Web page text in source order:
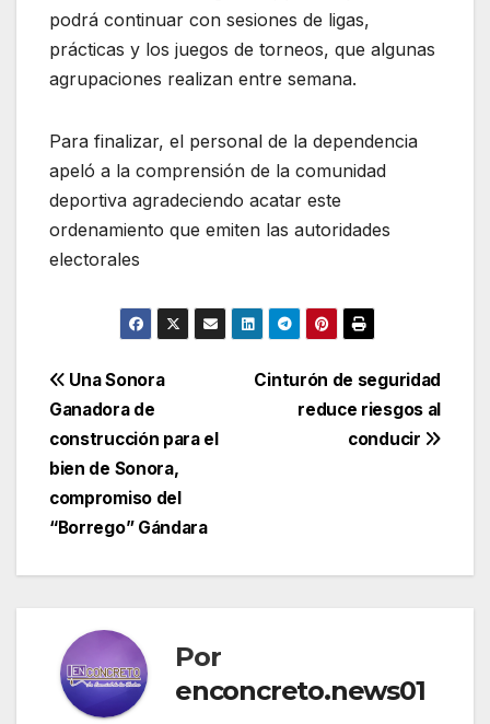
podrá continuar con sesiones de ligas,
prácticas y los juegos de torneos, que algunas
agrupaciones realizan entre semana.
Para finalizar, el personal de la dependencia
apeló a la comprensión de la comunidad
deportiva agradeciendo acatar este
ordenamiento que emiten las autoridades
electorales
Navegación
de
entradas
Cinturón de seguridad
reduce riesgos al
conducir
Una Sonora
Ganadora de
construcción para el
bien de Sonora,
compromiso del
“Borrego” Gándara
Por
enconcreto.news01